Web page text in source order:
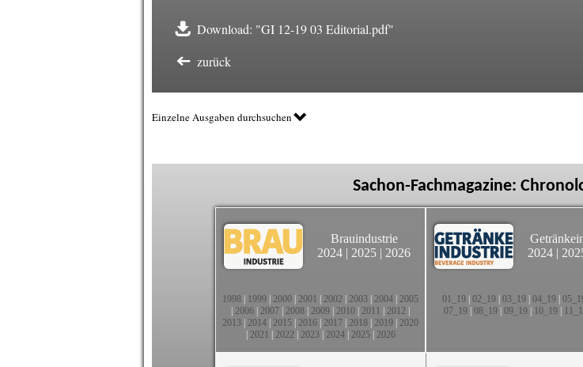
Download: "GI 12-19 03 Editorial.pdf"
zurück
Einzelne Ausgaben durchsuchen
Sachon-Fachmagazine:
Brauindustrie
2024 | 2025 | 2026
1998 1999 2000 2001 2002 2003 2004 2005
2006 2007 2008 2009 2010 2011 2012
2013 2014 2015 2016 2017 2018 2019 2020
2021 2022 2023| 2024| 2025| 2026
2024 |
01_19| 02_19| 03_19| 04_19|
07_19 08_19 09_19 10_19